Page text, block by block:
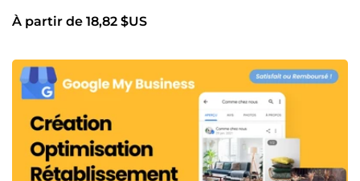
À partir de 18,82 $US